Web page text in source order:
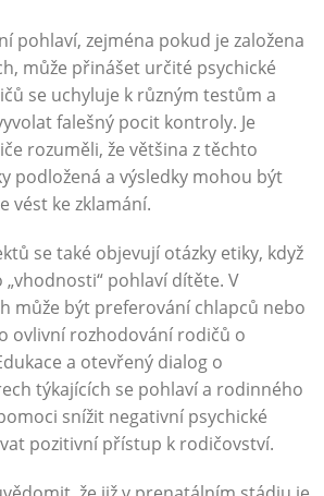
pohlaví, zejména pokud je založena
může přinášet určité psychické
se uchyluje k různým testům a
falešný pocit kontroly. Je
rozuměli, že většina z těchto
podložená a výsledky mohou být
vést ke zklamání.
se také objevují otázky etiky, když
pohlaví dítěte. V
může být preferování chlapců nebo
ovlivní rozhodování rodičů o
a otevřený dialog o
týkajících se pohlaví a rodinného
snížit negativní psychické
pozitivní přístup k rodičovství.